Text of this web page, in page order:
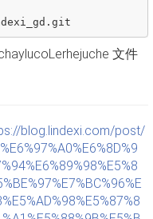
文件
blog.lindexi.com/post/